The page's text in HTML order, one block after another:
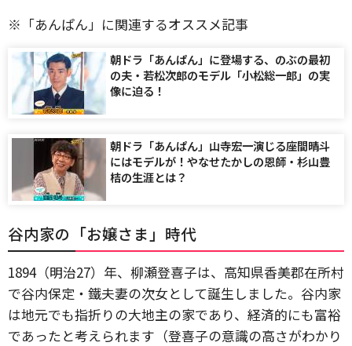
※「あんぱん」に関連するオススメ記事
朝ドラ「あんぱん」に登場する、のぶの最初
の夫・若松次郎のモデル「小松総一郎」の実
像に迫る！
朝ドラ「あんぱん」山寺宏一演じる座間晴斗
にはモデルが！やなせたかしの恩師・杉山豊
桔の生涯とは？
谷内家の「お嬢さま」時代
1894（明治27）年、柳瀬登喜子は、高知県香美郡在所村
で谷内保定・鐵夫妻の次女として誕生しました。谷内家
は地元でも指折りの大地主の家であり、経済的にも富裕
であったと考えられます（登喜子の意識の高さがわかり